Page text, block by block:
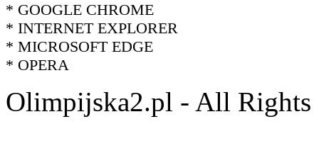
* GOOGLE CHROME
* INTERNET EXPLORER
* MICROSOFT EDGE
* OPERA
Olimpijska2.pl - All Rights